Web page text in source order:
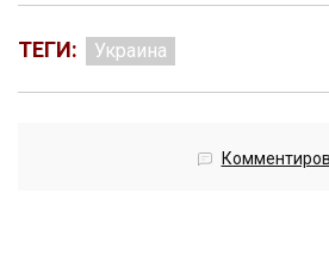
ТЕГИ: Украина